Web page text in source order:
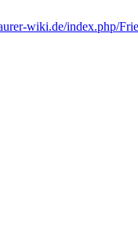
wiki.de/index.php/